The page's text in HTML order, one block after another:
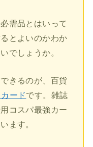
需品とはいって
とよいのかわか
でしょうか。
きるのが、百貨
ードです。雑誌
コスパ最強カー
ます。